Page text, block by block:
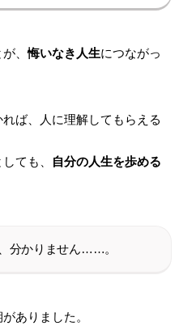
が、悔いなき人生につながっ
れば、人に理解してもらえる
ても、
自分の人生を歩める
分かりません……。
ありました。